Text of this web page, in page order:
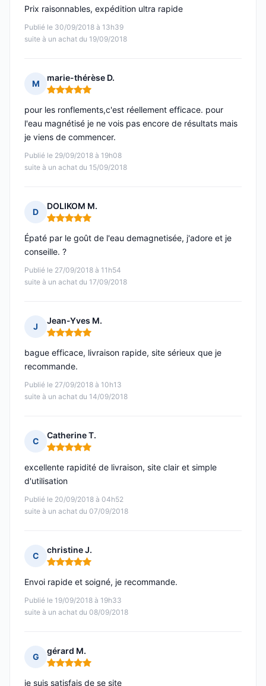
Publié le 30/09/2018 à 13h39
suite à un achat du 19/09/2018
Prix raisonnables, expédition ultra rapide
M
marie-thérèse D.
Note : 5 sur 5
Publié le 29/09/2018 à 19h08
suite à un achat du 15/09/2018
pour les ronflements,c'est réellement efficace. pour
l'eau magnétisé je ne vois pas encore de résultats mais
je viens de commencer.
D
DOLIKOM M.
Note : 5 sur 5
Publié le 27/09/2018 à 11h54
suite à un achat du 17/09/2018
Épaté par le goût de l'eau demagnetisée, j'adore et je
conseille. ?
J
Jean-Yves M.
Note : 5 sur 5
Publié le 27/09/2018 à 10h13
suite à un achat du 14/09/2018
bague efficace, livraison rapide, site sérieux que je
recommande.
C
Catherine T.
Note : 5 sur 5
Publié le 20/09/2018 à 04h52
suite à un achat du 07/09/2018
excellente rapidité de livraison, site clair et simple
d'utilisation
C
christine J.
Note : 5 sur 5
Publié le 19/09/2018 à 19h33
suite à un achat du 08/09/2018
Envoi rapide et soigné, je recommande.
G
gérard M.
Note : 5 sur 5
je suis satisfais de se site